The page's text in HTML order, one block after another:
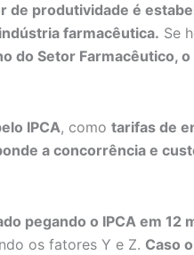
de produtividade é
farmacêutica. Se
do Setor Farmacêutico,
IPCA, como tarifas de
a concorrência e
pegando o IPCA em 12
os fatores Y e Z. Caso